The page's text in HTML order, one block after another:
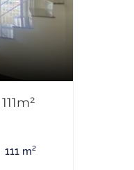
111 m²